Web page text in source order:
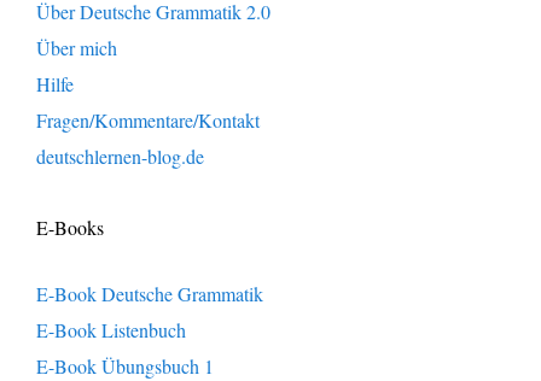
Über Deutsche Grammatik 2.0
Über mich
Hilfe
Fragen/Kommentare/Kontakt
deutschlernen-blog.de
E-Books
E-Book Deutsche Grammatik
E-Book Listenbuch
E-Book Übungsbuch 1